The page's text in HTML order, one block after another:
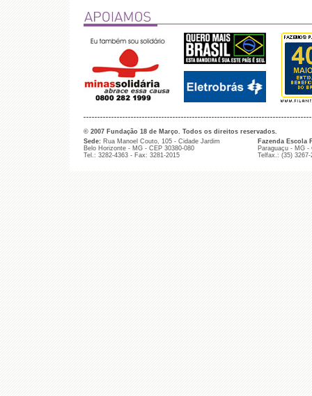
© 2007 Fundação 18 de Março. Todos os direitos reservados.
Sede: Rua Manoel Couto, 105 - Cidade Jardim
Belo Horizonte - MG - CEP 30380-080
Tel.: 3282-4363 - Fax: 3281-2015
Fazenda Escola
Paraguaçu - MG -
Telfax.: (35) 3267-